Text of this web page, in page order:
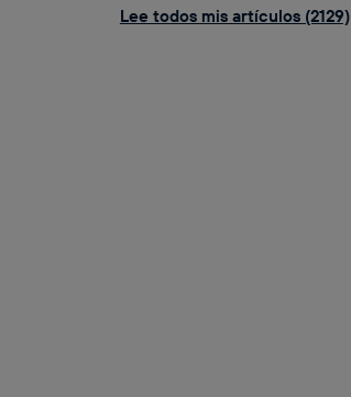
Lee todos mis artículos (2129)